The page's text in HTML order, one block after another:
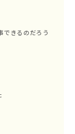
できるのだろう